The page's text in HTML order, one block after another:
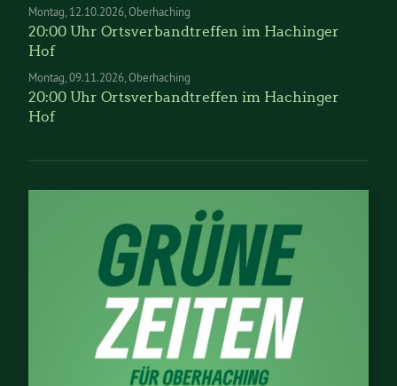
Montag 12.10.2026 Oberhaching
20:00 Uhr Ortsverbandtreffen im Hachinger
Hof
Montag 09.11.2026 Oberhaching
20:00 Uhr Ortsverbandtreffen im Hachinger
Hof